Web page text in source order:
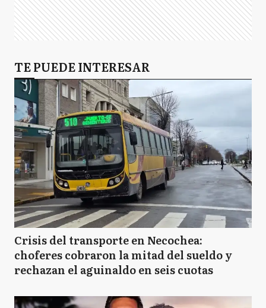
TE PUEDE INTERESAR
Crisis del transporte en Necochea:
choferes cobraron la mitad del sueldo y
rechazan el aguinaldo en seis cuotas